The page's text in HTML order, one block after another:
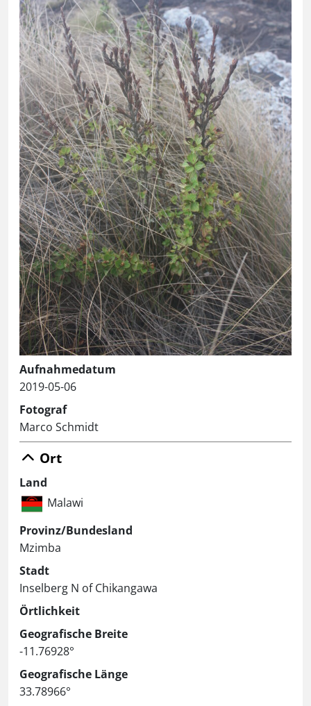
Aufnahmedatum
2019-05-06
Fotograf
Marco Schmidt
Ort
Land
Malawi
Provinz/Bundesland
Mzimba
Stadt
Inselberg N of Chikangawa
Örtlichkeit
Geografische Breite
-11.76928°
Geografische Länge
33.78966°